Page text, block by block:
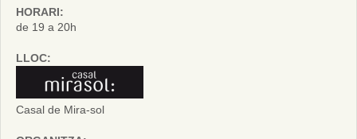
HORARI:
de 19 a 20h
LLOC:
Casal de Mira-sol